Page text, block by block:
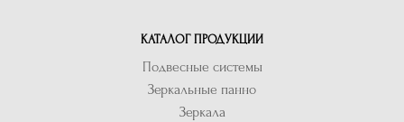
КАТАЛОГ ПРОДУКЦИИ
Подвесные системы
Зеркальные панно
Зеркала